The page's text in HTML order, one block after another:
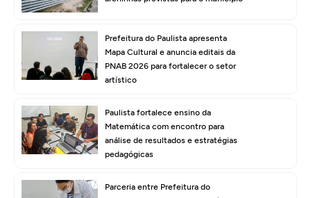
Prefeitura do Paulista apresenta
Mapa Cultural e anuncia editais da
PNAB 2026 para fortalecer o setor
artístico
Paulista fortalece ensino da
Matemática com encontro para
análise de resultados e estratégias
pedagógicas
Parceria entre Prefeitura do